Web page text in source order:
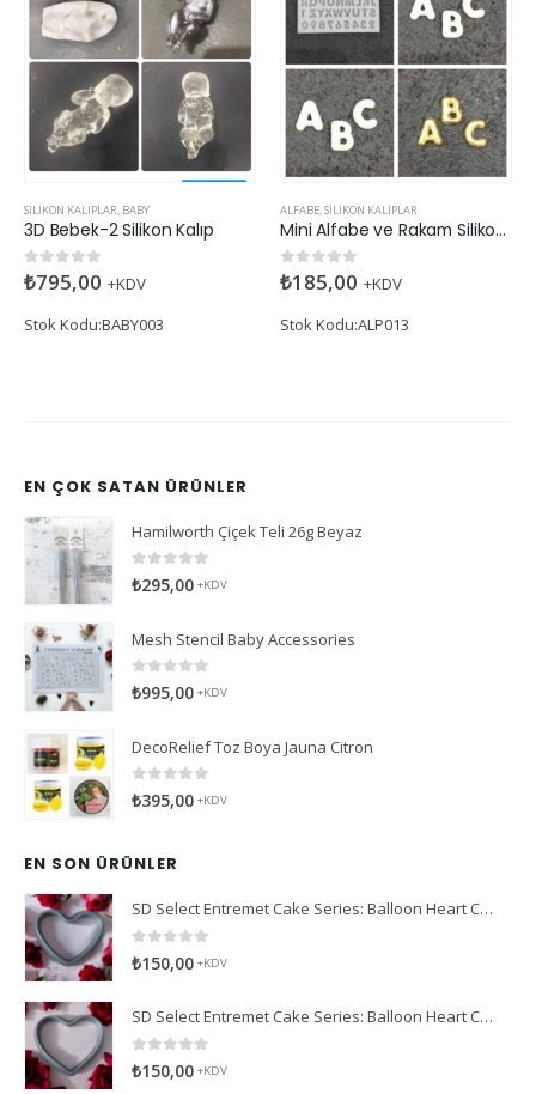
SILIKON KALIPLAR, BABY
3D Bebek-2 Silikon Kalıp
05 üzerinden
₺795,00 +KDV
Stok Kodu:BABY003
ALFABE,SILIKON KALIPLAR
Mini Alfabe ve Rakam Silikon Kalıp
05 üzerinden
₺185,00 +KDV
Stok Kodu:ALP013
EN ÇOK SATAN ÜRÜNLER
Hamilworth Çiçek Teli 26g Beyaz
0 5 üzerinden
₺295,00 +KDV
Mesh Stencil Baby Accessories
0 5 üzerinden
₺995,00 +KDV
DecoRelief Toz Boya Jauna Citron
05 üzerinden
₺395,00 +KDV
EN SON ÜRÜNLER
SD Select Entremet Cake Series: Balloon Heart Cutter Small Cutter (Antreme Pasta Serisi: Balon Kalp Kesici)
0 5 üzerinden
₺150,00 +KDV
SD Select Entremet Cake Series: Balloon Heart Cutter Cutter (Antreme Pasta Serisi: Balon Kalp Kesici)
0
₺150,00 +KDV